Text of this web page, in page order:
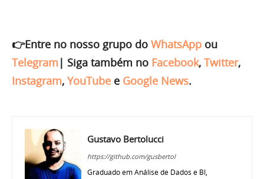
👉Entre no nosso grupo do WhatsApp ou
Telegram | Siga também no Facebook, Twitter,
Instagram, YouTube e Google News.
Gustavo Bertolucci
https://github.com/gusbertol
Graduado em Análise de Dados e BI,